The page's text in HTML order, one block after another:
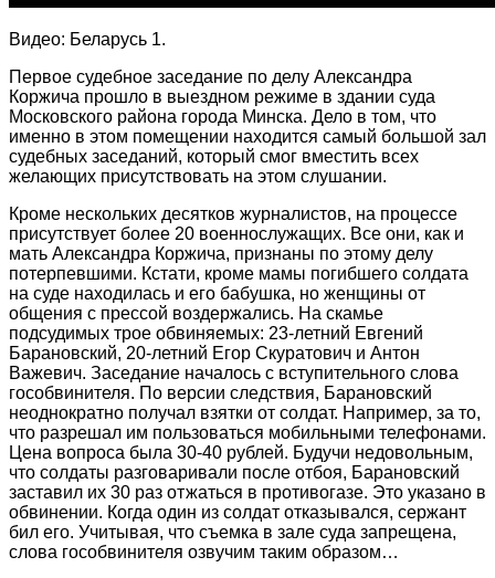
Видео: Беларусь 1.
Первое судебное заседание по делу Александра
Коржича прошло в выездном режиме в здании суда
Московского района города Минска. Дело в том, что
именно в этом помещении находится самый большой зал
судебных заседаний, который смог вместить всех
желающих присутствовать на этом слушании.
Кроме нескольких десятков журналистов, на процессе
присутствует более 20 военнослужащих. Все они, как и
мать Александра Коржича, признаны по этому делу
потерпевшими. Кстати, кроме мамы погибшего солдата
на суде находилась и его бабушка, но женщины от
общения с прессой воздержались. На скамье
подсудимых трое обвиняемых: 23-летний Евгений
Барановский, 20-летний Егор Скуратович и Антон
Важевич. Заседание началось с вступительного слова
гособвинителя. По версии следствия, Барановский
неоднократно получал взятки от солдат. Например, за то,
что разрешал им пользоваться мобильными телефонами.
Цена вопроса была 30-40 рублей. Будучи недовольным,
что солдаты разговаривали после отбоя, Барановский
заставил их 30 раз отжаться в противогазе. Это указано в
обвинении. Когда один из солдат отказывался, сержант
бил его. Учитывая, что съемка в зале суда запрещена,
слова гособвинителя озвучим таким образом…